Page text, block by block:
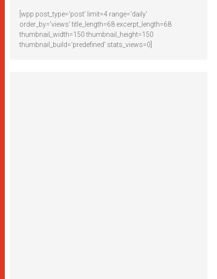
[wpp post_type='post' limit=4 range='daily'
order_by='views' title_length=68 excerpt_length=68
thumbnail_width=150 thumbnail_height=150
thumbnail_build='predefined' stats_views=0]